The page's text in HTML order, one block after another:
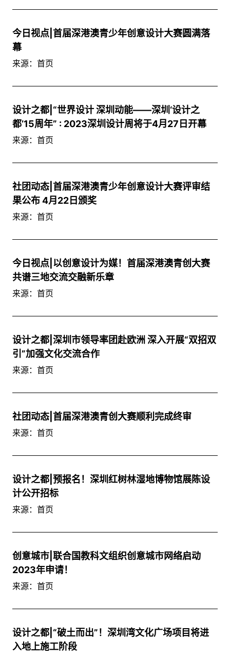
今日视点|首届深港澳青少年创意设计大赛圆满落
幕
来源：首页
设计之都|“世界设计 深圳动能——深圳‘设计之
都’15周年” : 2023深圳设计周将于4月27日开幕
来源：首页
社团动态|首届深港澳青少年创意设计大赛评审结
果公布 4月22日颁奖
来源：首页
今日视点|以创意设计为媒！首届深港澳青创大赛
共谱三地交流交融新乐章
来源：首页
设计之都|深圳市领导率团赴欧洲 深入开展“双招双
引”加强文化交流合作
来源：首页
社团动态|首届深港澳青创大赛顺利完成终审
来源：首页
设计之都|预报名！深圳红树林湿地博物馆展陈设
计公开招标
来源：首页
创意城市|联合国教科文组织创意城市网络启动
2023年申请！
来源：首页
设计之都|“破土而出”！深圳湾文化广场项目将进
入地上施工阶段